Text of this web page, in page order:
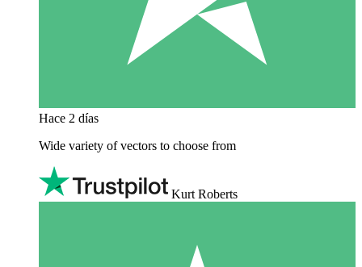
Hace 2 días
Wide variety of vectors to choose from
Kurt Roberts